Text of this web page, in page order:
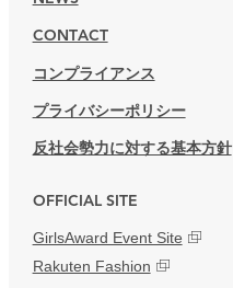
CONTACT
コンプライアンス
プライバシーポリシー
反社会勢力に対する基本方針
OFFICIAL SITE
GirlsAward Event Site
Rakuten Fashion